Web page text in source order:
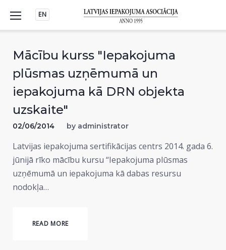
content
EN
Mācību kurss "Iepakojuma
plūsmas uzņēmumā un
iepakojuma kā DRN objekta
uzskaite"
02/06/2014 by administrator
Latvijas iepakojuma sertifikācijas centrs 2014. gada 6.
jūnijā rīko mācību kursu “Iepakojuma plūsmas
uzņēmumā un iepakojuma kā dabas resursu
nodokļa…
READ MORE